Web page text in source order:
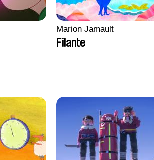
Marion Jamault
Filante